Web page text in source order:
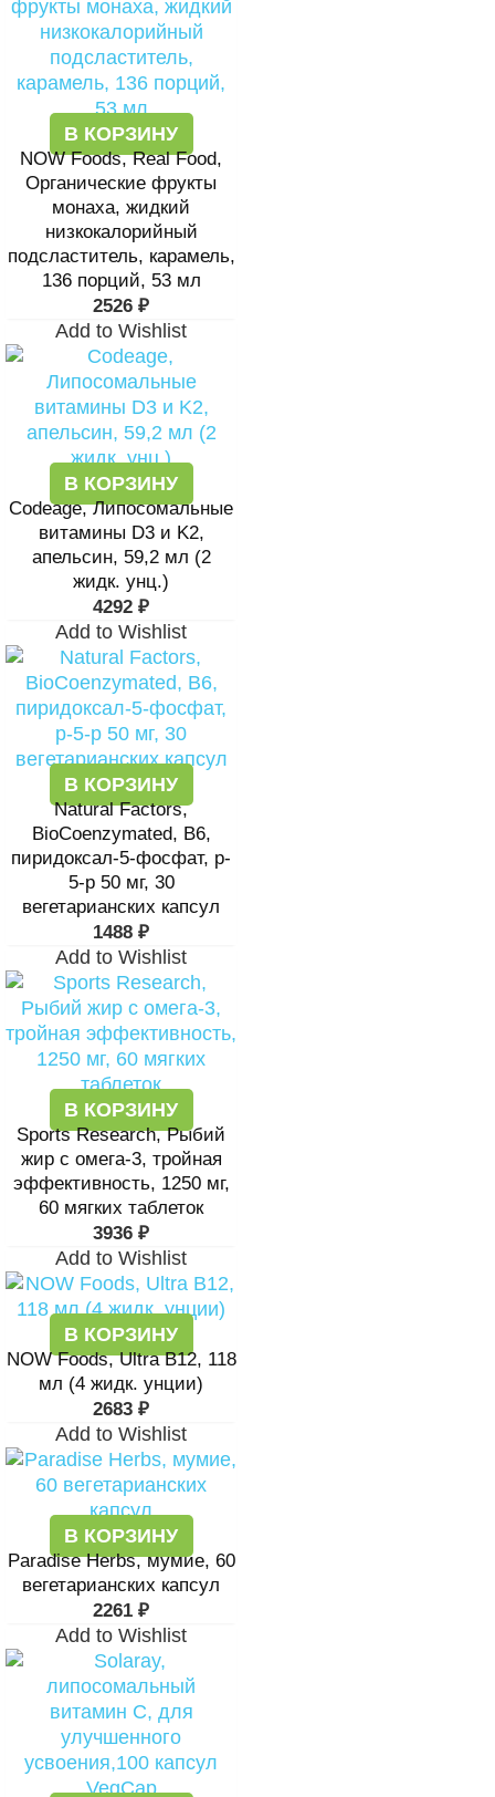
В КОРЗИНУ
NOW Foods, Real Food,
Органические фрукты
монаха, жидкий
низкокалорийный
подсластитель, карамель,
136 порций, 53 мл
2526 ₽
Add to Wishlist
В КОРЗИНУ
Codeage, Липосомальные
витамины D3 и K2,
апельсин, 59,2 мл (2
жидк. унц.)
4292 ₽
Add to Wishlist
В КОРЗИНУ
Natural Factors,
BioCoenzymated, В6,
пиридоксал-5-фосфат, p-
5-p 50 мг, 30
вегетарианских капсул
1488 ₽
Add to Wishlist
В КОРЗИНУ
Sports Research, Рыбий
жир с омега-3, тройная
эффективность, 1250 мг,
60 мягких таблеток
3936 ₽
Add to Wishlist
В КОРЗИНУ
NOW Foods, Ultra B12, 118
мл (4 жидк. унции)
2683 ₽
Add to Wishlist
В КОРЗИНУ
Paradise Herbs, мумие, 60
вегетарианских капсул
2261 ₽
Add to Wishlist